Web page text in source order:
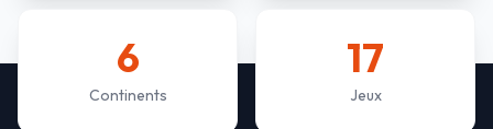
6
Continents
17
Jeux